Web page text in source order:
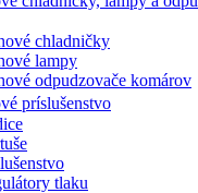
chladničky
lampy
odpudzovače komárov
príslušenstvo
tlaku